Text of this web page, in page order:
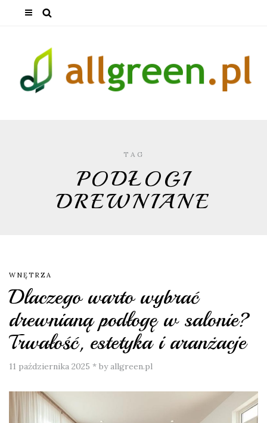
TAG
PODŁOGI
DREWNIANE
WNĘTRZA
Dlaczego warto wybrać
drewnianą podłogę w salonie?
Trwałość, estetyka i aranżacje
11 października 2025 * by allgreen.pl